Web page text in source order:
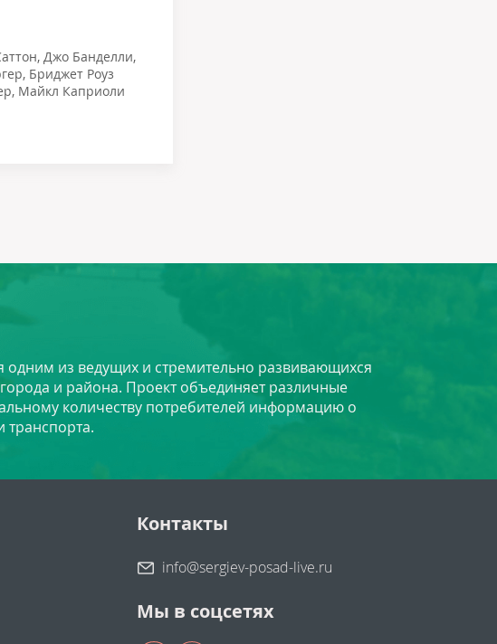
,Джо Банделли,
, Бриджет Роуз
, Майкл Каприоли
из ведущих и стремительно развивающихся
и района. Проект объединяет различные
количеству потребителей информацию о
транспорта.
Контакты
info@sergiev-posad-live.ru
Мы в соцсетях